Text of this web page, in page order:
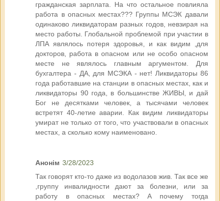
гражданская зарплата. На что остальное повлияла
работа в опасных местах??? Группы МСЭК давали
одинаково ликвидаторам разных годов, невзирая на
место работы. Глобальной проблемой при участии в
ЛПА являлось потеря здоровья, и как видим ,для
докторов, работа в опасном или не особо опасном
месте не являлось главным аргументом. Для
бухгалтера - ДА, для МСЭКА - нет! Ликвидаторы 86
года работавшие на станции в опасных местах, как и
ликвидаторы 90 года, в большинстве ЖИВЫ, и дай
Бог не десятками человек, а тысячами человек
встретят 40-летие аварии. Как видим ликвидаторы
умират не только от того, что участвовали в опасных
местах, а сколько кому наименовано.
Анонім 3/28/2023
Так говорят кто-то даже из водолазов жив. Так все же
,группу инвалидности дают за болезни, или за
работу в опасных местах? А почему тогда